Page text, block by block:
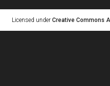
Licensed under Creative Commons